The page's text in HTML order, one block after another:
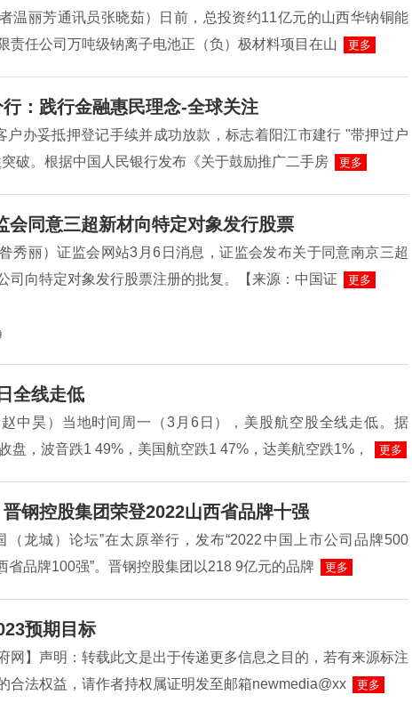
温丽芳通讯员张晓茹）日前，总投资约11亿元的山西华钠铜能
责任公司万吨级钠离子电池正（负）极材料项目在山
更多
：践行金融惠民理念-全球关注
户办妥抵押登记手续并成功放款，标志着阳江市建行 "带押过户
破。根据中国人民银行发布《关于鼓励推广二手房
更多
会同意三超新材向特定对象发行股票
秀丽）证监会网站3月6日消息，证监会发布关于同意南京三超
司向特定对象发行股票注册的批复。【来源：中国证
更多
全线走低
中昊）当地时间周一（3月6日），美股航空股全线走低。据
盘，波音跌1 49%，美国航空跌1 47%，达美航空跌1%，
更多
钢控股集团荣登2022山西省品牌十强
（龙城）论坛”在太原举行，发布“2022中国上市公司品牌500
省品牌100强”。晋钢控股集团以218 9亿元的品牌
更多
预期目标
网】声明：转载此文是出于传递更多信息之目的，若有来源标注
合法权益，请作者持权属证明发至邮箱newmedia@xx
更多